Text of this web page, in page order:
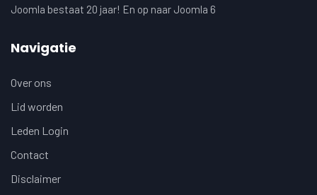
Joomla bestaat 20 jaar! En op naar Joomla 6
Navigatie
Over ons
Lid worden
Leden Login
Contact
Disclaimer